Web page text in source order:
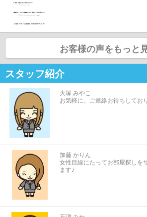
お客様の声をもっと
スタッフ紹介
大塚 みやこ
お気軽に、ご連絡お待ちしてお
加藤 かりん
女性目線にたってお部屋探しを
ます♪